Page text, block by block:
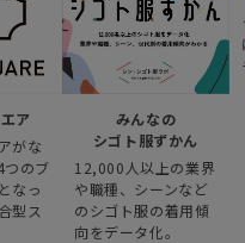
ア
がな
つのブ
なっ
型ス
みんなの
シゴト服ずかん
12,000人以上の業界
や職種、シーンなど
のシゴト服の着用傾
向をデータ化。